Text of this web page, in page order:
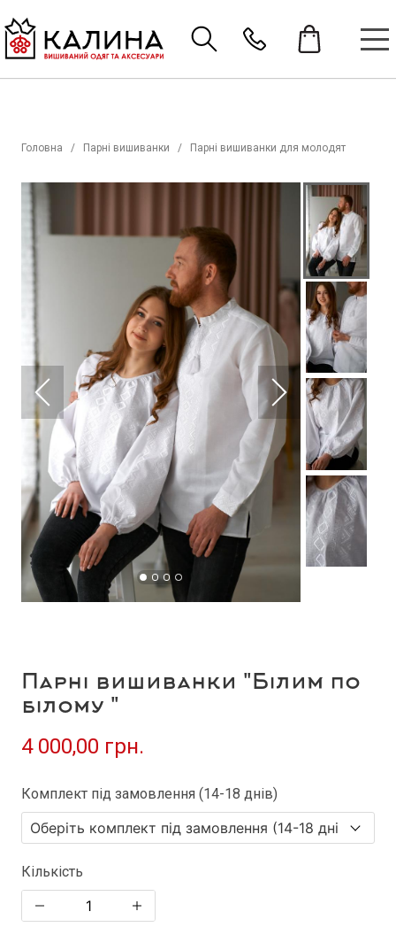
Головна Парні вишиванки Парні вишиванки для молодят
Парні вишиванки "Білим по
білому "
4 000,00 грн.
Комплект під замовлення (14-18 днів)
Кількість